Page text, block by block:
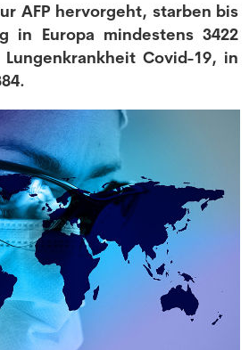
AFP hervorgeht, starben bis
in Europa mindestens 3422
Covid-19, in